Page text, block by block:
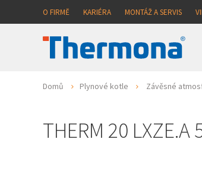
O FIRMĚ KARIÉRA MONTÁŽ A SERVIS
Domů Plynové kotle Závěsné
THERM 20 LXZE.A